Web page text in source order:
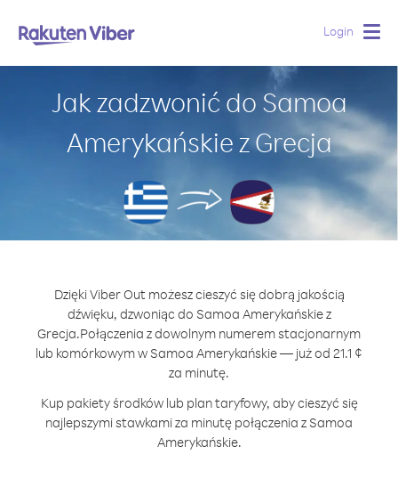
Login
Jak zadzwonić do Samoa
Amerykańskie z Grecja
Dzięki Viber Out możesz cieszyć się dobrą jakością
dźwięku, dzwoniąc do Samoa Amerykańskie z
Grecja.Połączenia z dowolnym numerem stacjonarnym
lub komórkowym w Samoa Amerykańskie — już od 21.1 ¢
za minutę.
Kup pakiety środków lub plan taryfowy, aby cieszyć się
najlepszymi stawkami za minutę połączenia z Samoa
Amerykańskie.